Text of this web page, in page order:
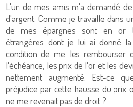
L'un de mes amis m'a demandé
d'argent. Comme je travaille dans
de mes épargnes sont en or
étrangères dont je lui ai donné
condition de me les rembourser
l'échéance, les prix de l'or et les
nettement augmenté. Est-ce
préjudice par cette hausse du prix
ne me revenait pas de droit ?